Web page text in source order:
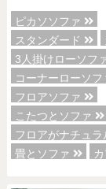
ピカソソファ
スタンダード
3人掛けローソフ
コーナーローソフ
フロアソファ
こたつとソファ
フロアがナチュラ
畳とソファ